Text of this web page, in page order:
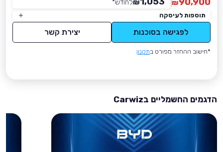
₪
₪לחודש*
תוספות לעיסקה
לפגישה בסוכנות יצירת קשר
*חישוב ההחזר מפורט בתקנון
הדגמים החשמליים בCarwiz